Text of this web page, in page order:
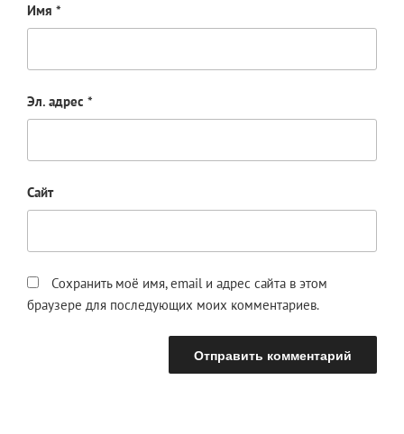
Имя *
Эл. адрес *
Сайт
Сохранить моё имя, email и адрес сайта в этом
браузере для последующих моих комментариев.